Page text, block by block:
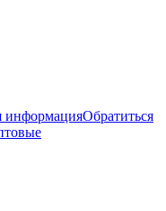
информацияОбратиться